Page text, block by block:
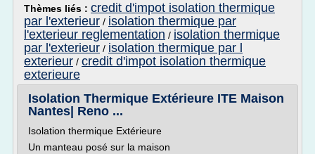
Thèmes liés : credit d'impot isolation thermique
par l'exterieur / isolation thermique par
l'exterieur reglementation / isolation thermique
par l'exterieur / isolation thermique par l
exterieur / credit d'impot isolation thermique
exterieure
Isolation Thermique Extérieure ITE Maison
Nantes| Reno ...
Isolation thermique Extérieure
Un manteau posé sur la maison